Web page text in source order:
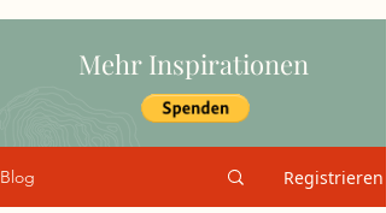
Mehr Inspirationen
Blog Registrieren